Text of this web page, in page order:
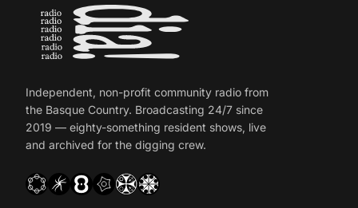
Independent, non-profit community radio from
the Basque Country. Broadcasting 24/7 since
2019 — eighty-something resident shows, live
and archived for the digging crew.